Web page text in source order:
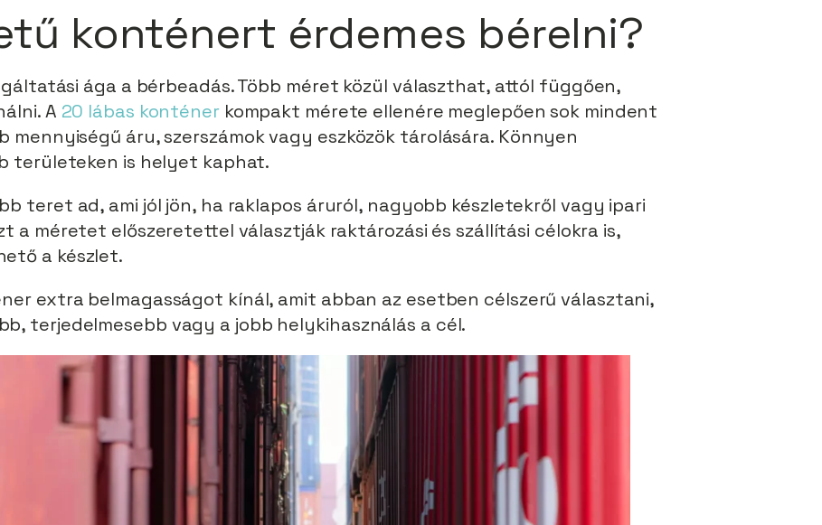
konténert érdemes bérelni?
ága a bérbeadás. Több méret közül választhat, attól függően,
A 20 lábas konténerkompakt mérete ellenére meglepően sok mindent
mennyiségű áru, szerszámok vagy eszközök tárolására. Könnyen
területeken is helyet kaphat.
teret ad, ami jól jön, ha raklapos áruról, nagyobb készletekről vagy ipari
a méretet előszeretettel választják raktározási és szállítási célokra is,
a készlet.
extra belmagasságot kínál, amit abban az esetben célszerű választani,
terjedelmesebb vagy a jobb helykihasználás a cél.